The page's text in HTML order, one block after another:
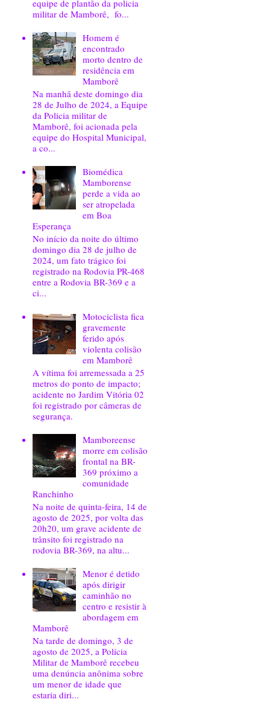
equipe de plantão da policia
militar de Mamborê, fo...
Homem é
encontrado
morto dentro de
residência em
Mamborê
Na manhã deste domingo dia
28 de Julho de 2024, a Equipe
da Policia militar de
Mamborê, foi acionada pela
equipe do Hospital Municipal,
a co...
Biomédica
Mamborense
perde a vida ao
ser atropelada
em Boa
Esperança
No início da noite do último
domingo dia 28 de julho de
2024, um fato trágico foi
registrado na Rodovia PR-468
entre a Rodovia BR-369 e a
ci...
Motociclista fica
gravemente
ferido após
violenta colisão
em Mamborê
A vítima foi arremessada a 25
metros do ponto de impacto;
acidente no Jardim Vitória 02
foi registrado por câmeras de
segurança.
Mamboreense
morre em colisão
frontal na BR-
369 próximo a
comunidade
Ranchinho
Na noite de quinta-feira, 14 de
agosto de 2025, por volta das
20h20, um grave acidente de
trânsito foi registrado na
rodovia BR-369, na altu...
Menor é detido
após dirigir
caminhão no
centro e resistir à
abordagem em
Mamborê
Na tarde de domingo, 3 de
agosto de 2025, a Polícia
Militar de Mamborê recebeu
uma denúncia anônima sobre
um menor de idade que
estaria diri...